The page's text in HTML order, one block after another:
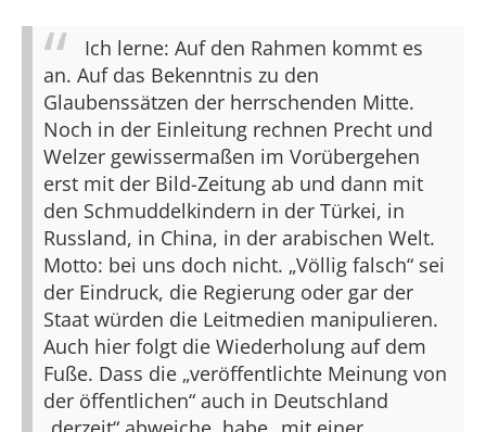
Ich lerne: Auf den Rahmen kommt es
an. Auf das Bekenntnis zu den
Glaubenssätzen der herrschenden Mitte.
Noch in der Einleitung rechnen Precht und
Welzer gewissermaßen im Vorübergehen
erst mit der Bild-Zeitung ab und dann mit
den Schmuddelkindern in der Türkei, in
Russland, in China, in der arabischen Welt.
Motto: bei uns doch nicht. „Völlig falsch“ sei
der Eindruck, die Regierung oder gar der
Staat würden die Leitmedien manipulieren.
Auch hier folgt die Wiederholung auf dem
Fuße. Dass die „veröffentlichte Meinung von
der öffentlichen“ auch in Deutschland